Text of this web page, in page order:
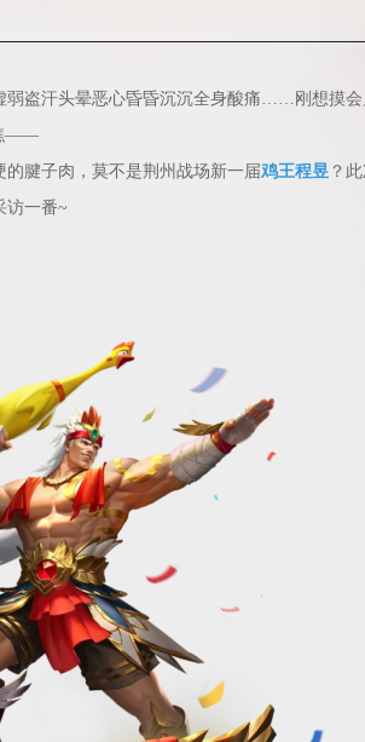
弱盗汗头晕恶心昏昏沉沉全身酸痛……刚想摸
——
腱子肉，莫不是荆州战场新一届鸡王程昱 ？
访一番~